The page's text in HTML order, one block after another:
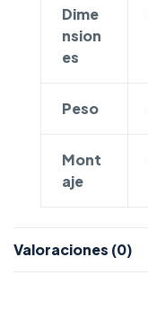
Dime
nsion
es
Peso
Mont
aje
Valoraciones (0)